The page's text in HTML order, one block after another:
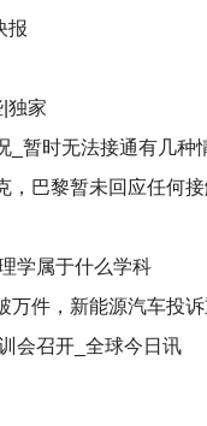
报
独家
_暂时无法接通有几种
，巴黎暂未回应任何接
学属于什么学科
件，新能源汽车投
会召开_全球今日讯